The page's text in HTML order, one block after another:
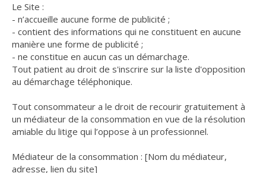
Le Site :
- n’accueille aucune forme de publicité ;
- contient des informations qui ne constituent en aucune
manière une forme de publicité ;
- ne constitue en aucun cas un démarchage.
Tout patient au droit de s'inscrire sur la liste d'opposition
au démarchage téléphonique.
Tout consommateur a le droit de recourir gratuitement à
un médiateur de la consommation en vue de la résolution
amiable du litige qui l’oppose à un professionnel.
Médiateur de la consommation : [Nom du médiateur,
adresse, lien du site]